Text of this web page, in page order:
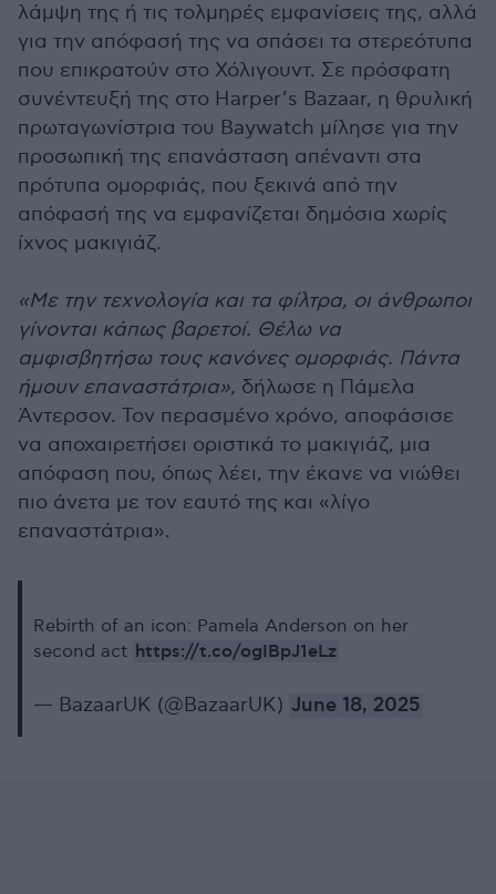
λάμψη της ή τις τολμηρές εμφανίσεις της, αλλά
για την απόφασή της να σπάσει τα στερεότυπα
που επικρατούν στο Χόλιγουντ. Σε πρόσφατη
συνέντευξή της στο Harper’s Bazaar, η θρυλική
πρωταγωνίστρια του Baywatch μίλησε για την
προσωπική της επανάσταση απέναντι στα
πρότυπα ομορφιάς, που ξεκινά από την
απόφασή της να εμφανίζεται δημόσια χωρίς
ίχνος μακιγιάζ.
«Με την τεχνολογία και τα φίλτρα, οι άνθρωποι
γίνονται κάπως βαρετοί. Θέλω να
αμφισβητήσω τους κανόνες ομορφιάς. Πάντα
ήμουν επαναστάτρια», δήλωσε η Πάμελα
Άντερσον. Τον περασμένο χρόνο, αποφάσισε
να αποχαιρετήσει οριστικά το μακιγιάζ, μια
απόφαση που, όπως λέει, την έκανε να νιώθει
πιο άνετα με τον εαυτό της και «λίγο
επαναστάτρια».
Rebirth of an icon: Pamela Anderson on her
second act https://t.co/ogIBpJ1eLz
— BazaarUK (@BazaarUK) June 18, 2025